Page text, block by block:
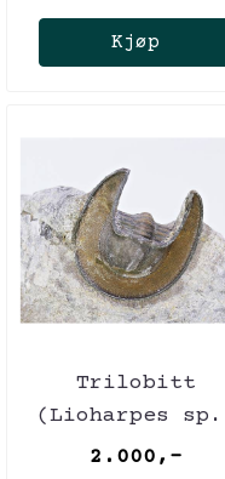
Kjøp
Trilobitt
(Lioharpes
2.000,-